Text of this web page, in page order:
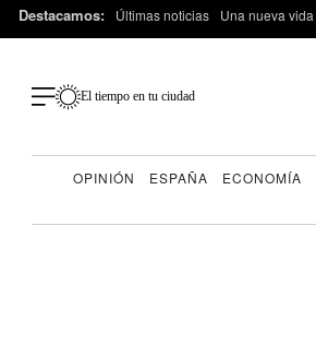
Destacamos: Últimas noticias Una nueva vida
El tiempo en tu ciudad
OPINIÓN ESPAÑA ECONOMÍA